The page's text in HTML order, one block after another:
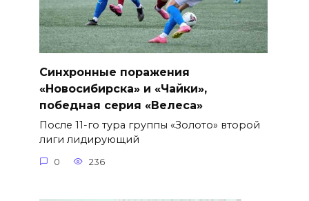
Синхронные поражения
«Новосибирска» и «Чайки»,
победная серия «Велеса»
После 11-го тура группы «Золото» второй
лиги лидирующий
0 236